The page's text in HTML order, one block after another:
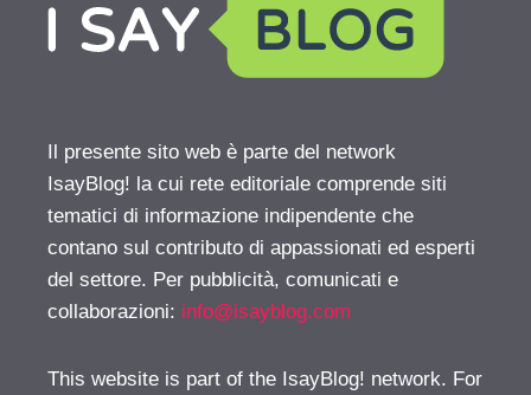
Il presente sito web è parte del network
IsayBlog! la cui rete editoriale comprende siti
tematici di informazione indipendente che
contano sul contributo di appassionati ed esperti
del settore. Per pubblicità, comunicati e
collaborazioni: info@isayblog.com
This website is part of the IsayBlog! network. For